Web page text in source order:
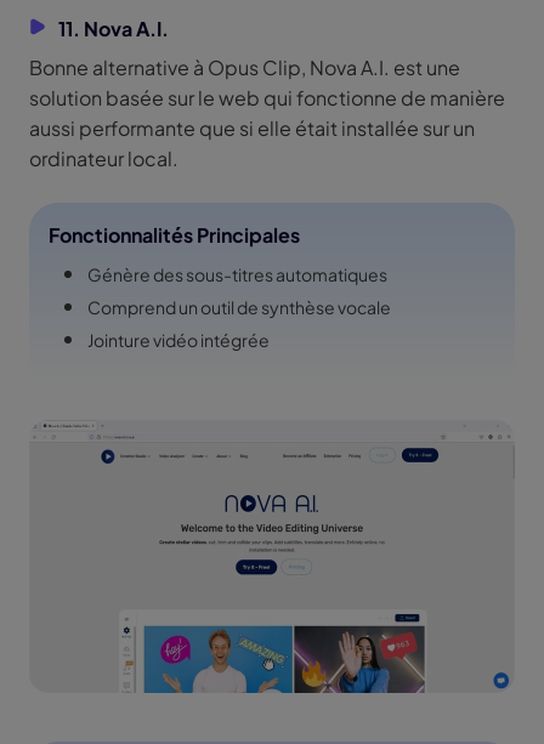
11. Nova A.I.
Bonne alternative à Opus Clip, Nova A.I. est une
solution basée sur le web qui fonctionne de manière
aussi performante que si elle était installée sur un
ordinateur local.
Fonctionnalités Principales
Génère des sous-titres automatiques
Comprend un outil de synthèse vocale
Jointure vidéo intégrée